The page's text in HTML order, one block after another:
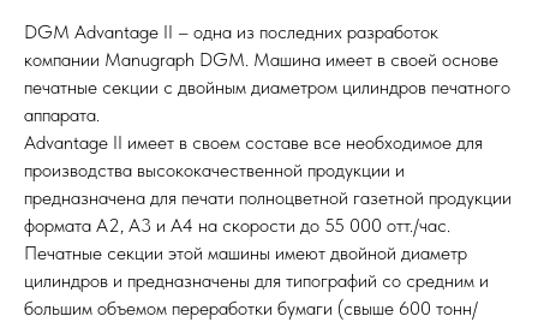
DGM Advantage II – одна из последних разработок
компании Manugraph DGM. Машина имеет в своей основе
печатные секции с двойным диаметром цилиндров печатного
аппарата.
Advantage II имеет в своем составе все необходимое для
производства высококачественной продукции и
предназначена для печати полноцветной газетной продукции
формата А2, А3 и А4 на скорости до 55 000 отт./час.
Печатные секции этой машины имеют двойной диаметр
цилиндров и предназначены для типографий со средним и
большим объемом переработки бумаги (свыше 600 тонн/